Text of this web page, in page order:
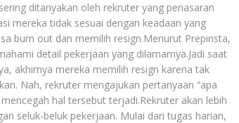
ditanyakan oleh rekruter yang penasaran
mereka tidak sesuai dengan keadaan yang
burn out dan memilih resign.Menurut Prepinsta,
detail pekerjaan yang dilamarnya.Jadi saat
akhirnya mereka memilih resign karena tak
Nah, rekruter mengajukan pertanyaan “apa
hal tersebut terjadi.Rekruter akan lebih
seluk-beluk pekerjaan. Mulai dari tugas harian,